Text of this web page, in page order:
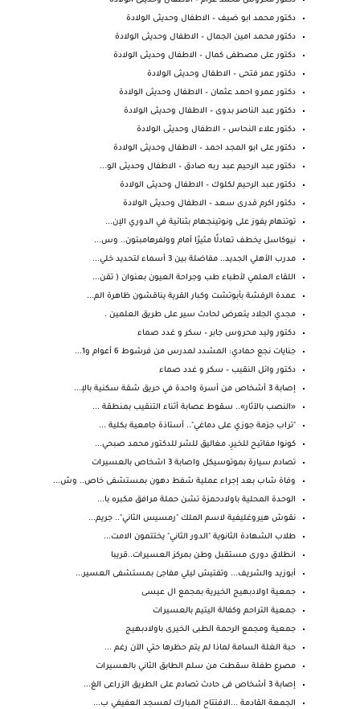
دكتور محمد ابو ضيف – الاطفال وحديثى الولادة
دكتور محمد امين الجمال – الاطفال وحديثى الولادة
دكتور على مصطفى كمال – الاطفال وحديثى الولادة
دكتور عمر فتحى – الاطفال وحديثى الولادة
دكتور عمرو احمد عثمان – الاطفال وحديثى الولادة
دكتور عبد الناصر بدوى – الاطفال وحديثى الولادة
دكتور علاء النحاس – الاطفال وحديثى الولادة
دكتور على ابو المجد احمد – الاطفال وحديثى الولادة
دكتور عبد الرحيم عبد ربه صادق – الاطفال وحديثى الو...
دكتور عبد الرحيم لكلوك – الاطفال وحديثى الولادة
دكتور اكرم قدرى سعد – الاطفال وحديثى الولادة
توتنهام يفوز على ونوتينجهام بثنائية في الدوري الإن...
نيوكاسل يخطف تعادلًا مثيرًا أمام وولفرهامبتون.. وس...
مدرب الأهلي الجديد.. مفاضلة بين 3 أسماء لتحديد خلي...
اللقاء العلمي لأطباء طب وجراحة العيون بعنوان ( تقن...
عمدة الرفشة بأبوتشت وكبار القرية يناقشون ظاهرة الم...
مجدي الجلاد يتعرض لحادث سير على طريق العلمين .
دكتور وليد محروس جابر – سكر و غدد صماء
جنايات نجع حمادي: المشدد لمدرس من فرشوط 6 أعوام و1...
دكتور وائل النقيب – سكر و غدد صماء
إصابة 3 أشخاص من أسرة واحدة في حريق شقة سكنية بالإ...
«النصب بالآثار».. سقوط عصابة أثناء التنقيب بمنطقة ...
‏"تراب جزمة جوزي على دماغي".. أستاذة جامعية بكلية ...
كونوا مفاتيح للخيرِ، مغاليق للشر للدكتور محمد صبحي...
تصادم سيارة بموتوسيكل واصابة 3 اشخاص بالعسيرات
وفاة شاب بعد إجراء عملية شفط دهون بمستشفى خاص.. وش...
الوحدة المحلية باولادحمزة تشن حملة مرافق مكبره با...
نقوش هيروغليفية لاسم الملك "رمسيس الثاني".. جريم...
طلاب الشهادة الثانوية "الدور الثاني" يختتمون الامت...
انطلاق دورى مستقبل وطن بمركز العسيرات..قريبا
أبوزيد والشريف... وتفتيش ليلي مفاجئ بمستشفى العسير...
جمعية اولادبهيج الخيرية بمجمع ال عيسى
جمعية التراحم وكفالة اليتيم بالعسيرات
جمعية ومجمع الرحمة الطبى الخيرى باولادبهيج
‏حبة الغلة السامة لماذا لم يتم حظرها حتي الآن رغم ...
مصرع طفلة سقطت من سلم الطابق الثاني بالعسيرات
إصابة 3 أشخاص فى حادث تصادم على الطريق الزراعى الغ...
الجمعة القادمة ...الافتتاح المبارك لمسجد العفيفي ب...